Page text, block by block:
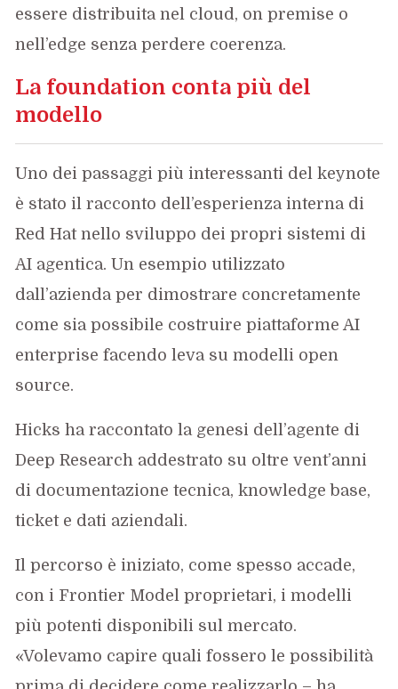
essere distribuita nel cloud, on premise o
nell’edge senza perdere coerenza.
La foundation conta più del
modello
Uno dei passaggi più interessanti del keynote
è stato il racconto dell’esperienza interna di
Red Hat nello sviluppo dei propri sistemi di
AI agentica. Un esempio utilizzato
dall’azienda per dimostrare concretamente
come sia possibile costruire piattaforme AI
enterprise facendo leva su modelli open
source.
Hicks ha raccontato la genesi dell’agente di
Deep Research addestrato su oltre vent’anni
di documentazione tecnica, knowledge base,
ticket e dati aziendali.
Il percorso è iniziato, come spesso accade,
con i Frontier Model proprietari, i modelli
più potenti disponibili sul mercato.
«Volevamo capire quali fossero le possibilità